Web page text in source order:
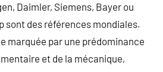
Daimler, Siemens, Bayer ou
sont des références mondiales.
marquée par une prédominance
et de la mécanique,